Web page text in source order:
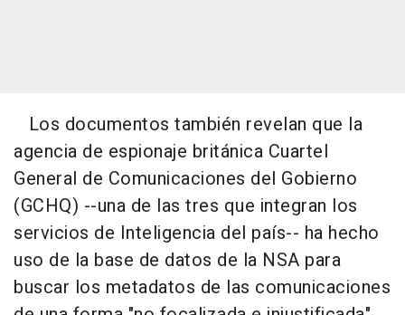
Los documentos también revelan que la
agencia de espionaje británica Cuartel
General de Comunicaciones del Gobierno
(GCHQ) --una de las tres que integran los
servicios de Inteligencia del país-- ha hecho
uso de la base de datos de la NSA para
buscar los metadatos de las comunicaciones